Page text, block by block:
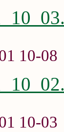
10-08
10-03